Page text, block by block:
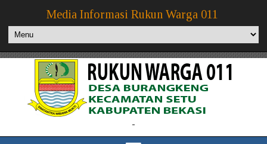
Media Informasi Rukun Warga 011
-